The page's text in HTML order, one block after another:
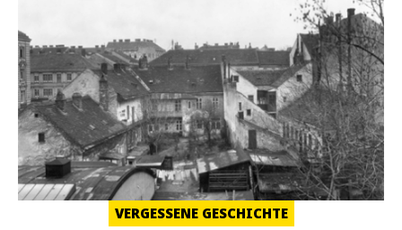
VERGESSENE GESCHICHTE